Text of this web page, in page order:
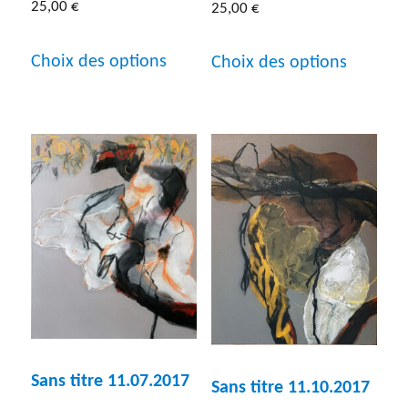
25,00€
Choix des options
plusieurs
variations.
Les
options
peuvent
être
choisies
25,00 €
Choix des options
Les
options
peuvent
être
choisies
la
Sans titre 11.07.2017 Sans titre 11.10.2017